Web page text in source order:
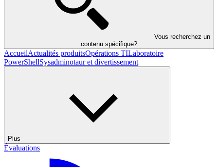
Vous recherchez un
contenu spécifique?
AccueilActualités produitsOpérations TILaboratoire
PowerShellSysadminotaur et divertissement
Plus
Évaluations